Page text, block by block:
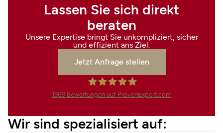
Lassen Sie sich direkt
beraten
Unsere Expertise bringt Sie unkompliziert, sicher
und effizient ans Ziel.
Jetzt Anfrage stellen
1989Bewertungen auf ProvenExpert.com
Wir sind spezialisiert auf: